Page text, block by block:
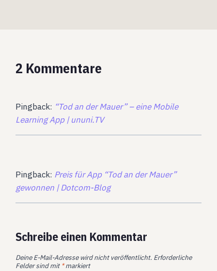
2 Kommentare
Pingback: “Tod an der Mauer” – eine Mobile
Learning App | ununi.TV
Pingback: Preis für App “Tod an der Mauer”
gewonnen | Dotcom-Blog
Schreibe einen Kommentar
Deine E-Mail-Adresse wird nicht veröffentlicht. Erforderliche
Felder sind mit *markiert